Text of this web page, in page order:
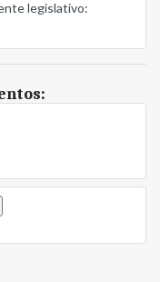
legislativo: